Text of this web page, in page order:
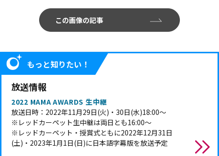
この画像の記事
もっと知りたい！
放送情報
2022 MAMA AWARDS 生中継
放送日時：2022年11月29日(火)・30日(水)18:00～
※レッドカーペット生中継は両日とも16:00～
※レッドカーペット・授賞式ともに2022年12月31日
(土)・2023年1月1日(日)に日本語字幕版を放送予定